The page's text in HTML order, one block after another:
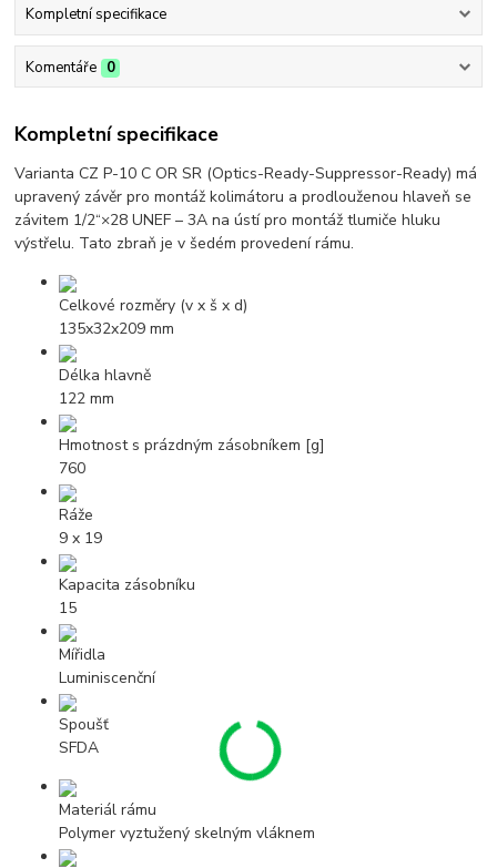
Kompletní specifikace
Komentáře 0
Kompletní specifikace
Varianta CZ P-10 C OR SR (Optics-Ready-Suppressor-Ready) má
upravený závěr pro montáž kolimátoru a prodlouženou hlaveň se
závitem 1/2“×28 UNEF – 3A na ústí pro montáž tlumiče hluku
výstřelu. Tato zbraň je v šedém provedení rámu.
Celkové rozměry (v x š x d)
135x32x209 mm
Délka hlavně
122 mm
Hmotnost s prázdným zásobníkem [g]
760
Ráže
9 x 19
Kapacita zásobníku
15
Mířidla
Luminiscenční
Spoušť
SFDA
Materiál rámu
Polymer vyztužený skelným vláknem